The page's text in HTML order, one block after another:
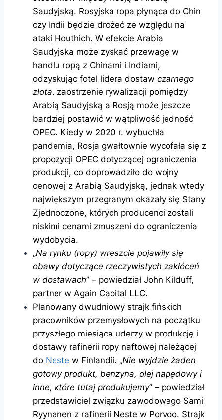
Saudyjską. Rosyjska ropa płynąca do Chin
czy Indii będzie drożeć ze względu na
ataki Houthich. W efekcie Arabia
Saudyjska może zyskać przewagę w
handlu ropą z Chinami i Indiami,
odzyskując fotel lidera dostaw czarnego
złota. zaostrzenie rywalizacji pomiędzy
Arabią Saudyjską a Rosją może jeszcze
bardziej postawić w wątpliwość jedność
OPEC. Kiedy w 2020 r. wybuchła
pandemia, Rosja gwałtownie wycofała się z
propozycji OPEC dotyczącej ograniczenia
produkcji, co doprowadziło do wojny
cenowej z Arabią Saudyjską, jednak wtedy
największym przegranym okazały się Stany
Zjednoczone, których producenci zostali
niskimi cenami zmuszeni do ograniczenia
wydobycia.
„Na rynku (ropy) wreszcie pojawiły się
obawy dotyczące rzeczywistych zakłóceń
w dostawach” – powiedział John Kilduff,
partner w Again Capital LLC.
Planowany dwudniowy strajk fińskich
pracowników przemysłowych na początku
przyszłego miesiąca uderzy w produkcję i
dostawy rafinerii ropy naftowej należącej
do Neste w Finlandii. „Nie wyjdzie żaden
gotowy produkt, benzyna, olej napędowy i
inne, które tutaj produkujemy” – powiedział
przedstawiciel związku zawodowego Sami
Ryynanen z rafinerii Neste w Porvoo. Strajk